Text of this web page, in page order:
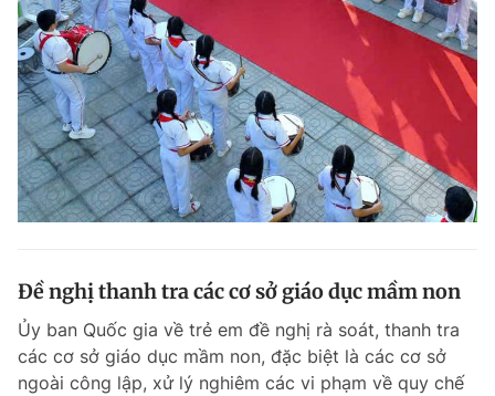
Đề nghị thanh tra các cơ sở giáo dục mầm non
Ủy ban Quốc gia về trẻ em đề nghị rà soát, thanh tra
các cơ sở giáo dục mầm non, đặc biệt là các cơ sở
ngoài công lập, xử lý nghiêm các vi phạm về quy chế